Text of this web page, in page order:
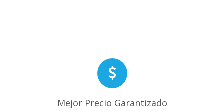
Mejor Precio Garantizado